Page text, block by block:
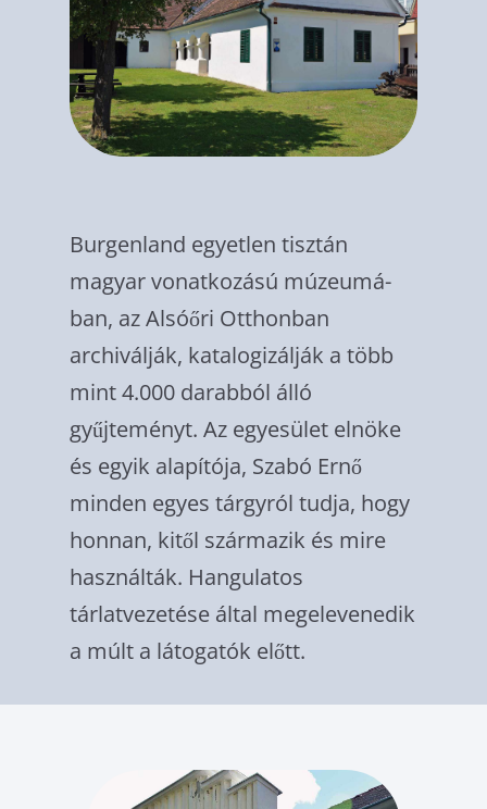
Burgenland egyet­len tisztán
magyar vonatkozású múzeumá­
ban, az Alsóőri Otthonban
archiválják, ka­talogizálják a több
mint 4.000 darabból álló
gyűjteményt. Az egyesület elnöke
és egyik alapítója, Szabó Ernő
minden egyes tárgyról tudja, hogy
honnan, kitől származik és mire
használták. Hangulatos
tárlatvezetése által megelevenedik
a múlt a látogatók előtt.